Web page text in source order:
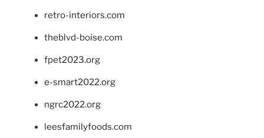
retro-interiors.com
theblvd-boise.com
fpet2023.org
e-smart2022.org
ngrc2022.org
leesfamilyfoods.com